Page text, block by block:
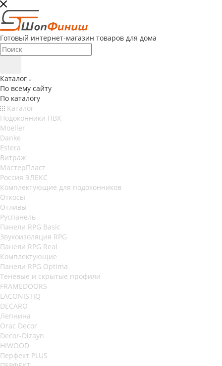
Готовый интернет-магазин товаров для дома
Каталог
По всему сайту
По каталогу
Каталог
Подоконники ПВХ
Moeller
Danke
Estera
Витраж
МастерПласт
Россия ЭЛЕКС
Комплектующие для подоконников
Откосы
Отливы
Руспанель
Панели RPG Basic
Звукоизоляция RPG
Панели RPG Real
Комплектующие
Панели RPG Optima
Теневые и скрытые профили
FRAMEDOORS
LACONISTIQ
DECARO
Лепнина
Orac Decor
Decor-Dizayn
HIWOOD
Перфект PLUS